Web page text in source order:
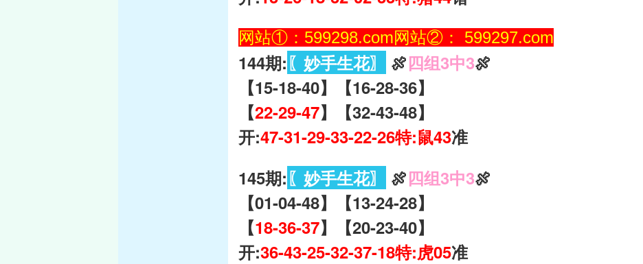
网站①：599298.com网站②： 599297.com
144期:〖妙手生花〗 🍖四组3中3🍖
【15-18-40】【16-28-36】
【22-29-47】【32-43-48】
开:47-31-29-33-22-26特:鼠43准
145期:〖妙手生花〗 🍖四组3中3🍖
【01-04-48】【13-24-28】
【18-36-37】【20-23-40】
开:36-43-25-32-37-18特:虎05准